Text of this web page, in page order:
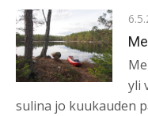
on
yli
sulina jo kuukauden